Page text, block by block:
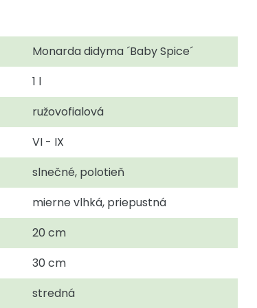
Monarda didyma ´Baby Spice´
1 l
ružovofialová
VI - IX
slnečné, polotieň
mierne vlhká, priepustná
20 cm
30 cm
stredná